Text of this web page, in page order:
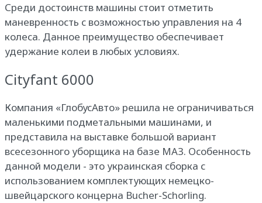
Среди достоинств машины стоит отметить
маневренность с возможностью управления на 4
колеса. Данное преимущество обеспечивает
удержание колеи в любых условиях.
Cityfant 6000
Компания «ГлобусАвто» решила не ограничиваться
маленькими подметальными машинами, и
представила на выставке большой вариант
всесезонного уборщика на базе МАЗ. Особенность
данной модели - это украинская сборка с
использованием комплектующих немецко-
швейцарского концерна Bucher-Schorling.